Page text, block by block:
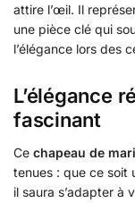
attire l’œil. Il
une pièce clé qui
l’élégance lors des
L’élégance
fascinant
Ce chapeau de
tenues : que ce soit
il saura s’adapter à